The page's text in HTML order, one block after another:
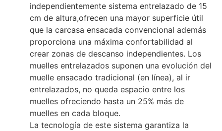
independientemente sistema entrelazado de 15
cm de altura,ofrecen una mayor superficie útil
que la carcasa ensacada convencional además
proporciona una máxima confortabilidad al
crear zonas de descanso independientes. Los
muelles entrelazados suponen una evolución del
muelle ensacado tradicional (en línea), al ir
entrelazados, no queda espacio entre los
muelles ofreciendo hasta un 25% más de
muelles en cada bloque.
La tecnología de este sistema garantiza la